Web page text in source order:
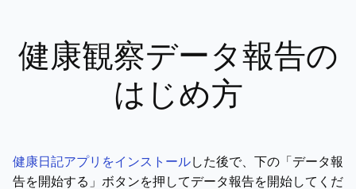
健康観察データ報告の
はじめ方
健康日記アプリをインストールした後で、下の「データ報
告を開始する」ボタンを押してデータ報告を開始してくだ